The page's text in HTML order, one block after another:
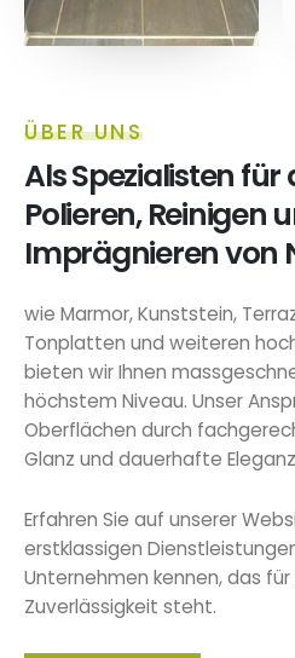
ÜBER UNS
Als Spezialisten für
Polieren, Reinigen
Imprägnieren von
wie Marmor, Kunststein,
Tonplatten und weiteren
bieten wir Ihnen
höchstem Niveau. Unser
Oberflächen durch
Glanz und dauerhafte
Erfahren Sie auf unserer
erstklassigen
Unternehmen kennen, das
Zuverlässigkeit steht.